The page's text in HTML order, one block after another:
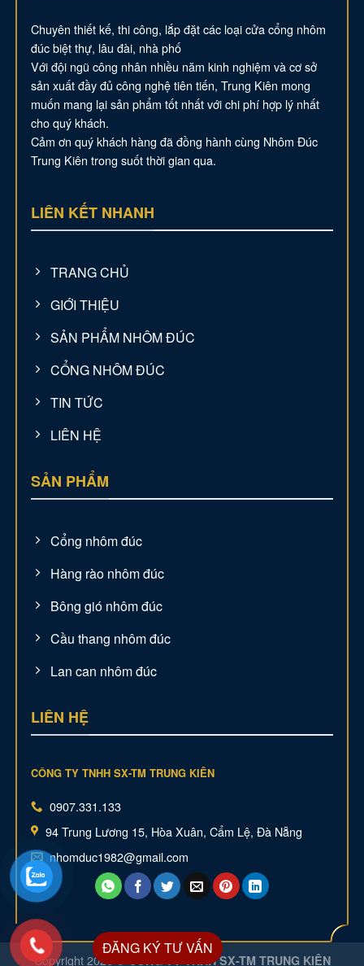
Chuyên thiết kế, thi công, lắp đặt các loại cửa cổng nhôm
đúc biệt thự, lâu đài, nhà phố
Với đội ngũ công nhân nhiều năm kinh nghiệm và cơ sở
sản xuất đầy đủ công nghệ tiên tiến, Trung Kiên mong
muốn mang lại sản phẩm tốt nhất với chi phí hợp lý nhất
cho quý khách.
Cảm ơn quý khách hàng đã đồng hành cùng Nhôm Đúc
Trung Kiên trong suốt thời gian qua.
LIÊN KẾT NHANH
TRANG CHỦ
GIỚI THIỆU
SẢN PHẨM NHÔM ĐÚC
CỔNG NHÔM ĐÚC
TIN TỨC
LIÊN HỆ
SẢN PHẨM
Cổng nhôm đúc
Hàng rào nhôm đúc
Bông gió nhôm đúc
Cầu thang nhôm đúc
Lan can nhôm đúc
LIÊN HỆ
CÔNG TY TNHH SX-TM TRUNG KIÊN
0907.331.133
94 Trung Lương 15, Hòa Xuân, Cẩm Lệ, Đà Nẵng
nhomduc1982@gmail.com
Copyright 2026 © CÔNG TY TNHH SX-TM TRUNG KIÊN
ĐĂNG KÝ TƯ VẤN